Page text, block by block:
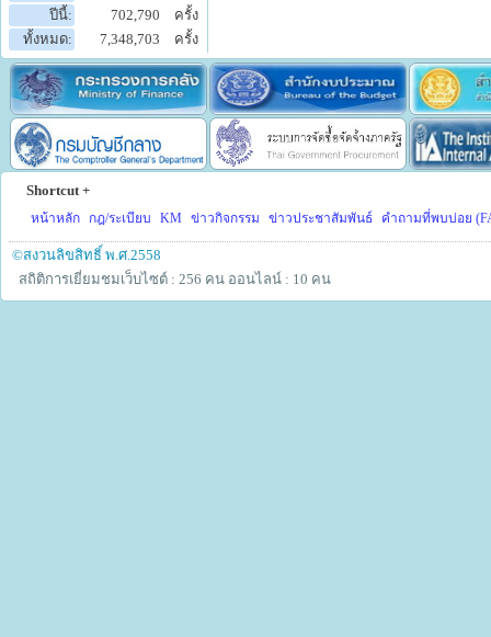
ปีนี้:
702,790
ครั้ง
ทั้งหมด:
7,348,703 ครั้ง
Shortcut +
หน้าหลัก กฎ/ระเบียบ KM ข่าวกิจกรรม ข่าวประชาสัมพันธ์ คำถามที่พบบ่อย
©สงวนลิขสิทธิ์ พ.ศ.2558
สถิติการเยี่ยมชมเว็บไซต์ : 256 คน ออนไลน์ : 10 คน